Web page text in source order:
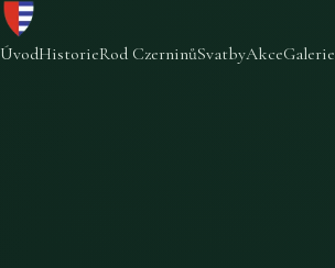
ÚvodHistorieRod CzerninůSvatbyAkceGalerie